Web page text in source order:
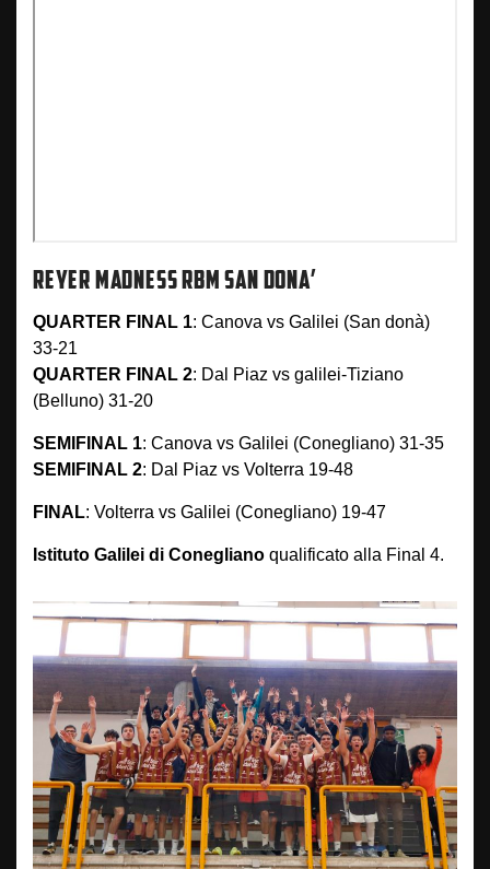
REYER MADNESS RBM SAN DONA’
QUARTER FINAL 1: Canova vs Galilei (San donà)
33-21
QUARTER FINAL 2: Dal Piaz vs galilei-Tiziano
(Belluno) 31-20
SEMIFINAL 1: Canova vs Galilei (Conegliano) 31-35
SEMIFINAL 2: Dal Piaz vs Volterra 19-48
FINAL: Volterra vs Galilei (Conegliano) 19-47
Istituto Galilei di Conegliano qualificato alla Final 4.